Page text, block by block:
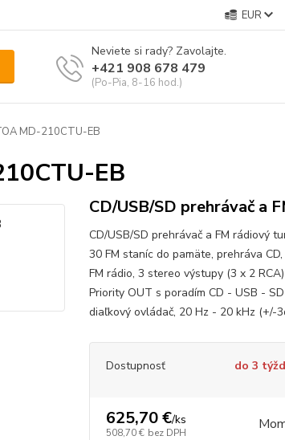
EUR
Neviete si rady? Zavolajte.
+421 908 678 479
(Po-Pia, 8-16 hod.)
MD-210CTU-EB
EB
CD/USB/SD prehrávač a
CD/USB/SD prehrávač a FM rádiový
30 FM staníc do pamäte, prehráva
FM rádio, 3 stereo výstupy (3 x 2
Priority OUT s poradím CD - USB -
diaľkový ovládač, 20 Hz - 20 kHz (+/-
Dostupnosť do 3
625,70 €/ks
508,70 € bez DPH